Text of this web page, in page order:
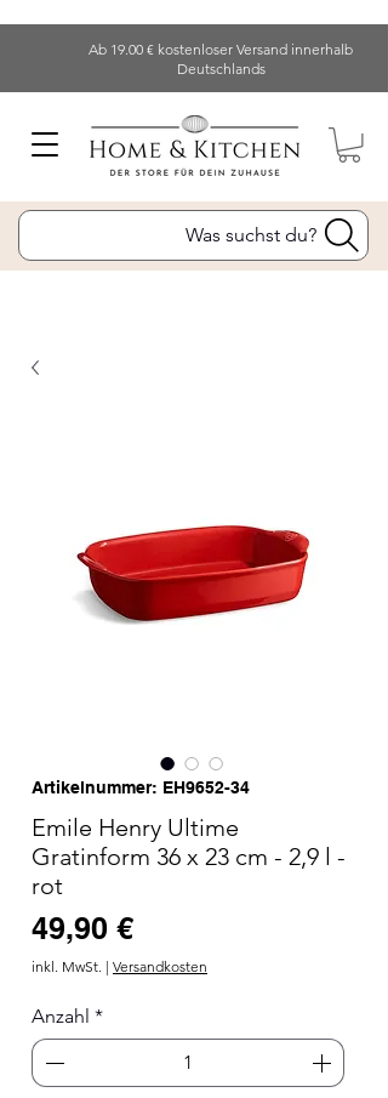
Ab 19.00 € kostenloser Versand innerhalb
Deutschlands
Was suchst du?
Artikelnummer: EH9652-34
Emile Henry Ultime
Gratinform 36 x 23 cm - 2,9 l -
rot
49,90 €Preis
inkl. MwSt. | Versandkosten
Anzahl *